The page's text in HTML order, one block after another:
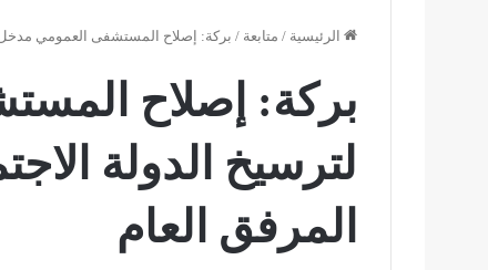
الرئيسية / متابعة / بركة: إصلاح المستشفى العمومي مدخل
بركة: إصلاح
لترسيخ الدولة
المرفق العام